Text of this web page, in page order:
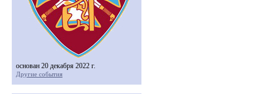
основан 20 декабря 2022 г.
Другие события